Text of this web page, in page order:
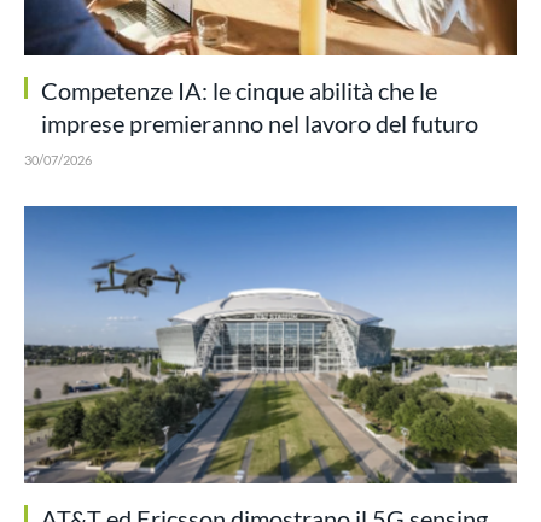
Competenze IA: le cinque abilità che le
imprese premieranno nel lavoro del futuro
30/07/2026